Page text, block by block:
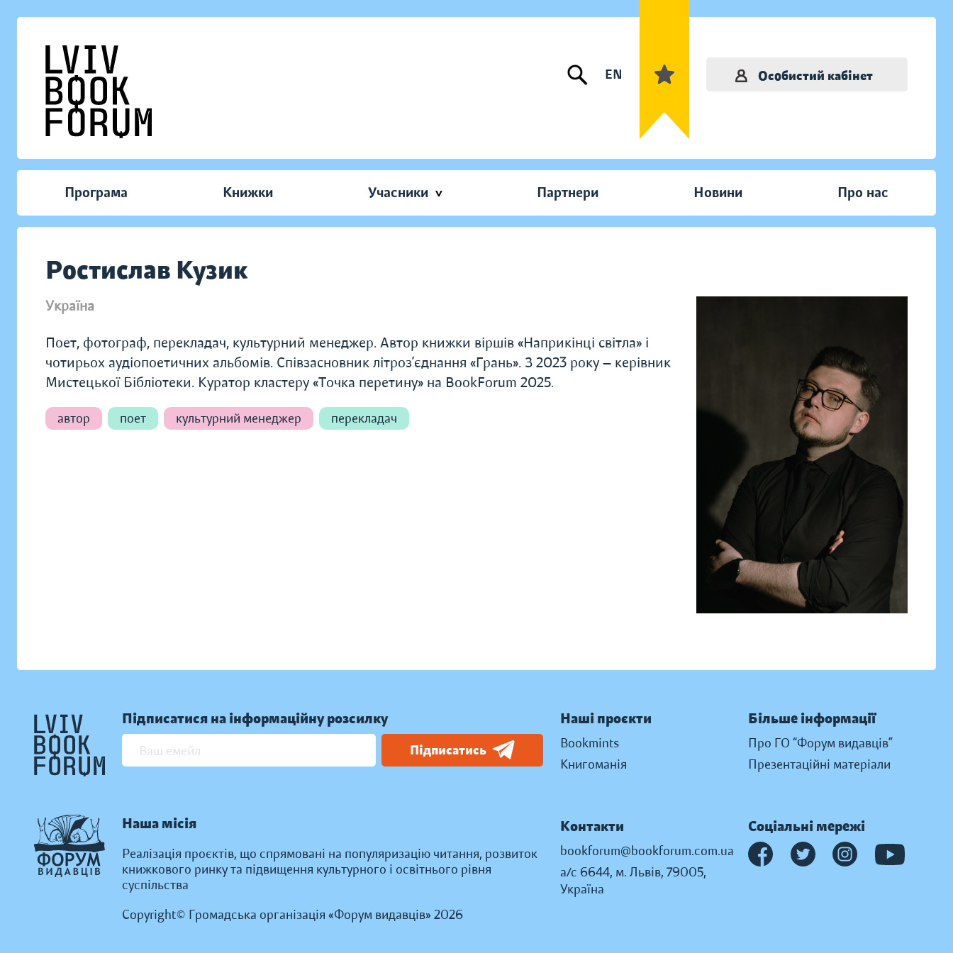
EN Особистий кабінет
Програма Книжки Учасники Партнери Новини Про нас
Ростислав Кузик
Україна
Поет, фотограф, перекладач, культурний менеджер. Автор книжки віршів «Наприкінці світла» і
чотирьох аудіопоетичних альбомів. Співзасновник літроз’єднання «Грань». З 2023 року — керівник
Мистецької Бібліотеки. Куратор кластеру «Точка перетину» на BookForum 2025.
автор поет культурний менеджер перекладач
Підписатися на інформаційну розсилку
Підписатись
Наша місія
Реалізація проєктів, що спрямовані на популяризацію читання, розвиток
книжкового ринку та підвищення культурного і освітнього рівня
суспільства
Copyright© Громадська організація «Форум видавців» 2026
Наші проєкти
Bookmints
Книгоманія
Більше інформації
Про ГО “Форум видавців”
Презентаційні матеріали
Контакти
bookforum@bookforum.com.ua
а/с 6644, м. Львів, 79005,
Україна
Соціальні мережі